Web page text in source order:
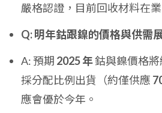
嚴格認證，目前回收材料在
Q: 明年鈷跟鎳的價格與供需
A: 預期 2025 年鈷與鎳價格
採分配比例出貨（約僅供應
應會優於今年。